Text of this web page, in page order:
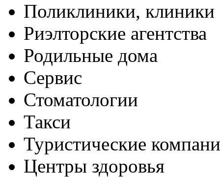
Поликлиники, клиники
Риэлторские агентства
Родильные дома
Сервис
Стоматологии
Такси
Туристические
Центры здоровья